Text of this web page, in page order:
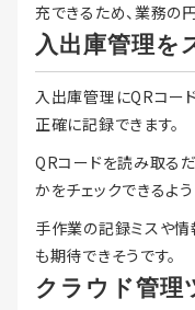
充できるため、業務の
入出庫管理を
入出庫管理にQRコー
正確に記録できます。
QRコードを読み取る
かをチェックできるよう
手作業の記録ミスや情
も期待できそうです。
クラウド管理